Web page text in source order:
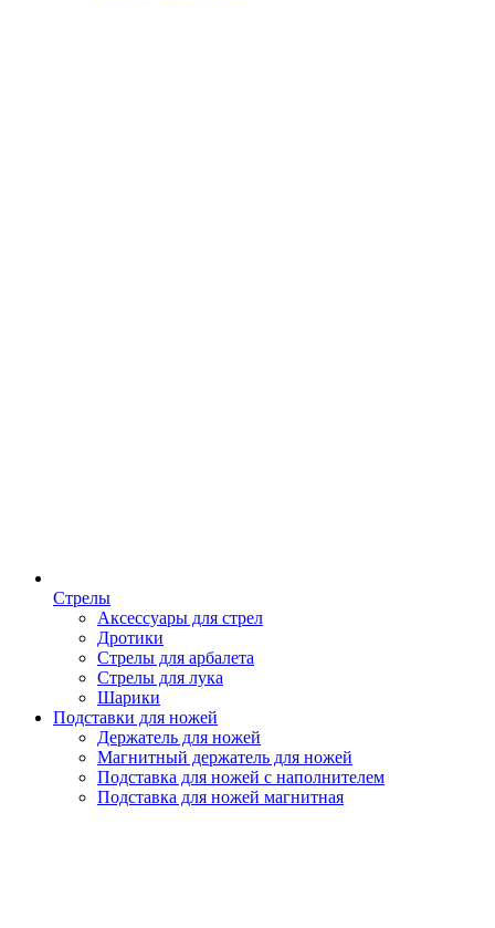
Стрелы
Аксессуары для стрел
Дротики
Стрелы для арбалета
Стрелы для лука
Шарики
Подставки для ножей
Держатель для ножей
Магнитный держатель для ножей
Подставка для ножей с наполнителем
Подставка для ножей магнитная